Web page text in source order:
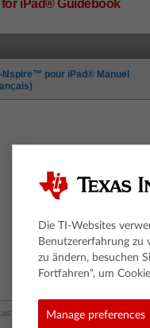
iPad® Guidebook
Nspire™ pour iPad® Manuel
Instruments Incorporated. Alle
Die TI-Websites
Benutzererfahrung zu
zu ändern, besuchen
Fortfahren“, um
Manage preferences